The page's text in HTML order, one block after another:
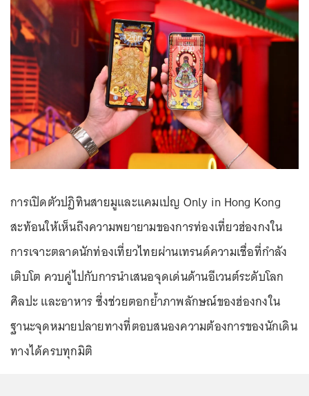
การเปิดตัวปฏิทินสายมูและแคมเปญ Only in Hong Kong
สะท้อนให้เห็นถึงความพยายามของการท่องเที่ยวฮ่องกงใน
การเจาะตลาดนักท่องเที่ยวไทยผ่านเทรนด์ความเชื่อที่กำลัง
เติบโต ควบคู่ไปกับการนำเสนอจุดเด่นด้านอีเวนต์ระดับโลก
ศิลปะ และอาหาร ซึ่งช่วยตอกย้ำภาพลักษณ์ของฮ่องกงใน
ฐานะจุดหมายปลายทางที่ตอบสนองความต้องการของนักเดิน
ทางได้ครบทุกมิติ